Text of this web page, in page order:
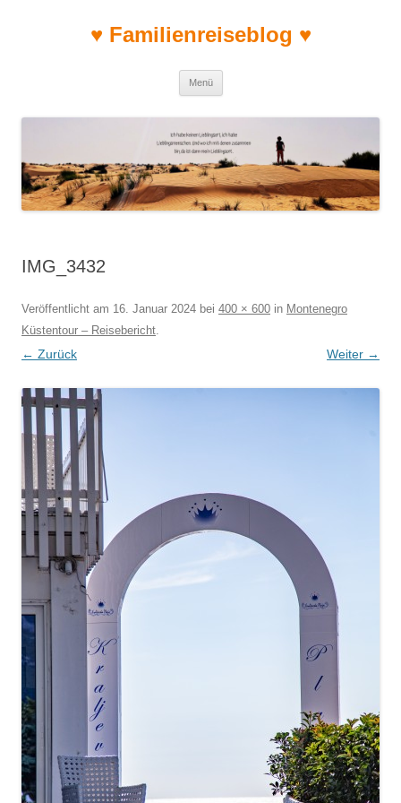
♥ Familienreiseblog ♥
Menü
IMG_3432
Veröffentlicht am 16. Januar 2024 bei 400 × 600 in Montenegro
Küstentour – Reisebericht.
← Zurück Weiter →